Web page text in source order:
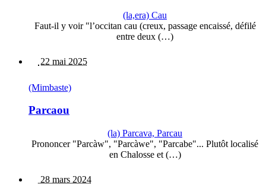
(la,era) Cau
Faut-il y voir "l’occitan cau (creux, passage encaissé, défilé
entre deux (…)
22 mai 2025
(Mimbaste)
Parcaou
(la) Parcava, Parcau
Prononcer "Parcàw", "Parcàwe", "Parcabe"... Plutôt localisé
en Chalosse et (…)
28 mars 2024